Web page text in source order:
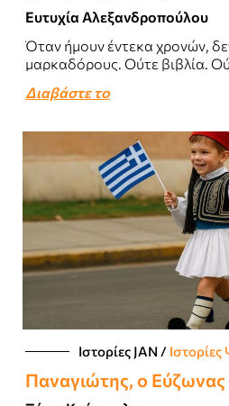
Ευτυχία Αλεξανδροπούλου
Όταν ήμουν έντεκα χρονών,
μαρκαδόρους. Ούτε βιβλία.
Διαβάστε το
Ιστορίες JΑΝ /
Παναγιώτης, ο